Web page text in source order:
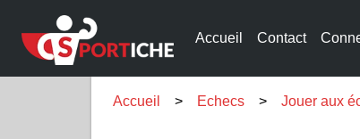
Accueil Contact
Accueil Echecs Jouer aux